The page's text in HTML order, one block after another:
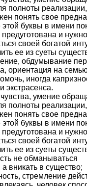
полноты
понять свое
этой буквы в имени
предуготована и нужно
своей богатой
ее из суеты
обдумывание
ориентация на
иногда
экстрасенса.
умение
полноты
понять свое
этой буквы в имени
предуготована и нужно
своей богатой
ее из суеты
не обманываться
вникать в существо;
стремление